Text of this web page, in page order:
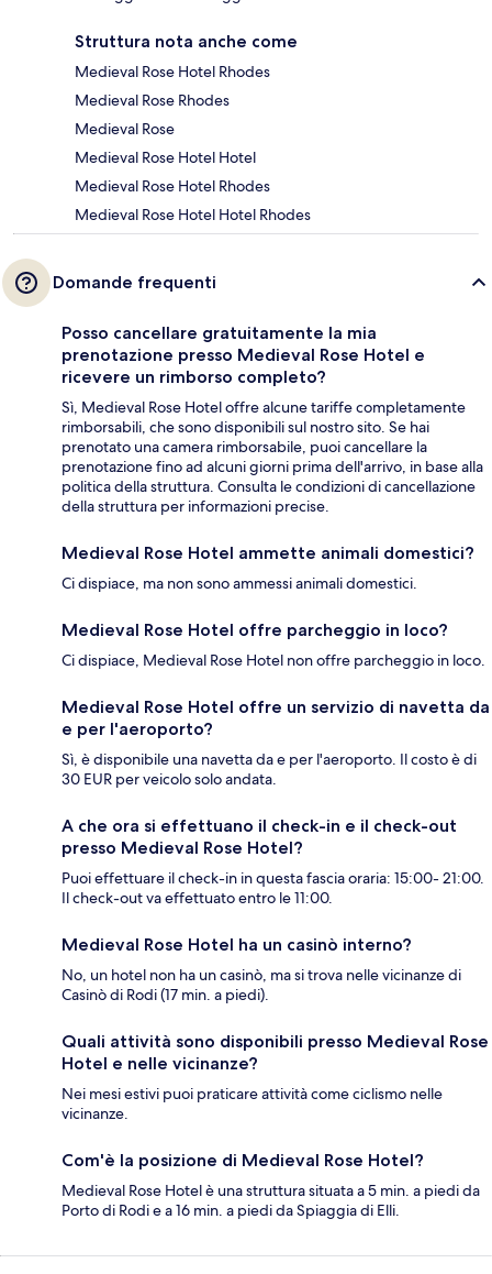
Struttura nota anche come
Medieval Rose Hotel Rhodes
Medieval Rose Rhodes
Medieval Rose
Medieval Rose Hotel Hotel
Medieval Rose Hotel Rhodes
Medieval Rose Hotel Hotel Rhodes
Domande frequenti
Posso cancellare gratuitamente la mia
prenotazione presso Medieval Rose Hotel e
ricevere un rimborso completo?
Sì, Medieval Rose Hotel offre alcune tariffe completamente
rimborsabili, che sono disponibili sul nostro sito. Se hai
prenotato una camera rimborsabile, puoi cancellare la
prenotazione fino ad alcuni giorni prima dell'arrivo, in base alla
politica della struttura. Consulta le condizioni di cancellazione
della struttura per informazioni precise.
Medieval Rose Hotel ammette animali domestici?
Ci dispiace, ma non sono ammessi animali domestici.
Medieval Rose Hotel offre parcheggio in loco?
Ci dispiace, Medieval Rose Hotel non offre parcheggio in loco.
Medieval Rose Hotel offre un servizio di navetta da
e per l'aeroporto?
Sì, è disponibile una navetta da e per l'aeroporto. Il costo è di
30 EUR per veicolo solo andata.
A che ora si effettuano il check-in e il check-out
presso Medieval Rose Hotel?
Puoi effettuare il check-in in questa fascia oraria: 15:00- 21:00.
Il check-out va effettuato entro le 11:00.
Medieval Rose Hotel ha un casinò interno?
No, un hotel non ha un casinò, ma si trova nelle vicinanze di
Casinò di Rodi (17 min. a piedi).
Quali attività sono disponibili presso Medieval Rose
Hotel e nelle vicinanze?
Nei mesi estivi puoi praticare attività come ciclismo nelle
vicinanze.
Com'è la posizione di Medieval Rose Hotel?
Medieval Rose Hotel è una struttura situata a 5 min. a piedi da
Porto di Rodi e a 16 min. a piedi da Spiaggia di Elli.